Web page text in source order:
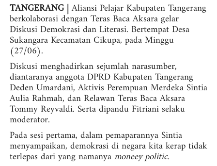
TANGERANG |Aliansi Pelajar Kabupaten Tangerang
berkolaborasi dengan Teras Baca Aksara gelar
Diskusi Demokrasi dan Literasi. Bertempat Desa
Sukangara Kecamatan Cikupa, pada Minggu
(27/06).
Diskusi menghadirkan sejumlah narasumber,
diantaranya anggota DPRD Kabupaten Tangerang
Deden Umardani, Aktivis Perempuan Merdeka Sintia
Aulia Rahmah, dan Relawan Teras Baca Aksara
Tommy Reyvaldi. Serta dipandu Fitriani selaku
moderator.
Pada sesi pertama, dalam pemaparannya Sintia
menyampaikan, demokrasi di negara kita kerap tidak
terlepas dari yang namanyamoneey politic.